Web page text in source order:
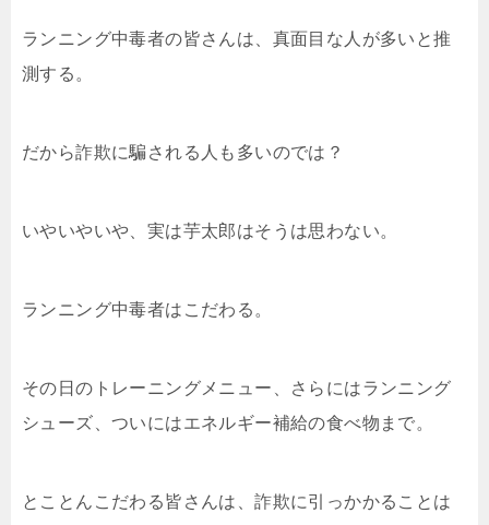
ランニング中毒者の皆さんは、真面目な人が多いと推
測する。
だから詐欺に騙される人も多いのでは？
いやいやいや、実は芋太郎はそうは思わない。
ランニング中毒者はこだわる。
その日のトレーニングメニュー、さらにはランニング
シューズ、ついにはエネルギー補給の食べ物まで。
とことんこだわる皆さんは、詐欺に引っかかることは